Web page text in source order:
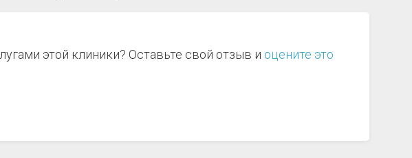
этой клиники? Оставьте свой отзыв и оцените это